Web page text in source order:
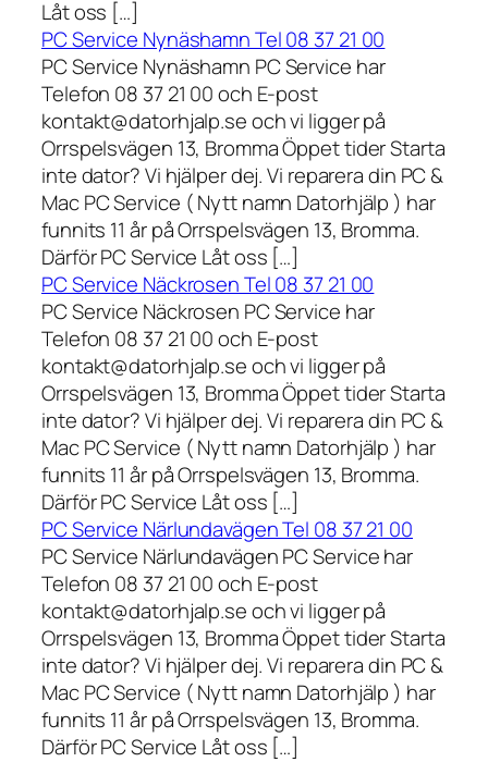
Låt oss […]
PC Service Nynäshamn Tel 08 37 21 00
PC Service Nynäshamn PC Service har
Telefon 08 37 21 00 och E-post
kontakt@datorhjalp.se och vi ligger på
Orrspelsvägen 13, Bromma Öppet tider Starta
inte dator? Vi hjälper dej. Vi reparera din PC &
Mac PC Service ( Nytt namn Datorhjälp ) har
funnits 11 år på Orrspelsvägen 13, Bromma.
Därför PC Service Låt oss […]
PC Service Näckrosen Tel 08 37 21 00
PC Service Näckrosen PC Service har
Telefon 08 37 21 00 och E-post
kontakt@datorhjalp.se och vi ligger på
Orrspelsvägen 13, Bromma Öppet tider Starta
inte dator? Vi hjälper dej. Vi reparera din PC &
Mac PC Service ( Nytt namn Datorhjälp ) har
funnits 11 år på Orrspelsvägen 13, Bromma.
Därför PC Service Låt oss […]
PC Service Närlundavägen Tel 08 37 21 00
PC Service Närlundavägen PC Service har
Telefon 08 37 21 00 och E-post
kontakt@datorhjalp.se och vi ligger på
Orrspelsvägen 13, Bromma Öppet tider Starta
inte dator? Vi hjälper dej. Vi reparera din PC &
Mac PC Service ( Nytt namn Datorhjälp ) har
funnits 11 år på Orrspelsvägen 13, Bromma.
Därför PC Service Låt oss […]